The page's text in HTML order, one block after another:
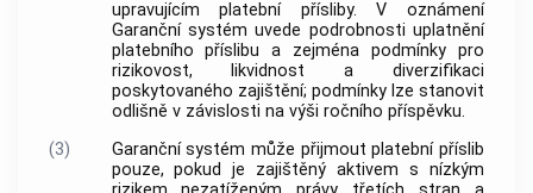
upravujícím platební přísliby. V oznámení
Garanční systém uvede podrobnosti uplatnění
platebního příslibu a zejména podmínky pro
rizikovost, likvidnost a diverzifikaci
poskytovaného zajištění; podmínky lze stanovit
odlišně v závislosti na výši ročního příspěvku.
(3)
Garanční systém může přijmout platební příslib
pouze, pokud je zajištěný aktivem s nízkým